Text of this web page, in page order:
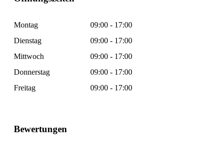
Montag
09:00 - 17:00
Dienstag
09:00 - 17:00
Mittwoch
09:00 - 17:00
Donnerstag
09:00 - 17:00
Freitag
09:00 - 17:00
Bewertungen